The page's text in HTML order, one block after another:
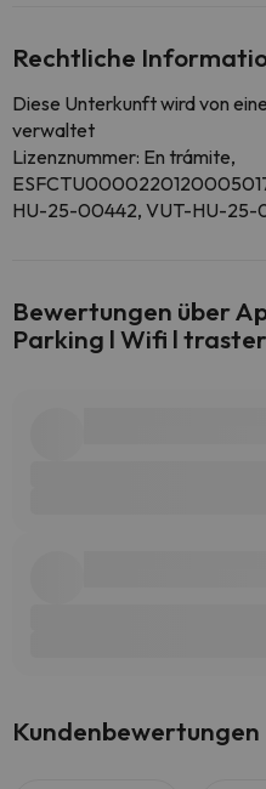
Rechtliche
Diese Unterkunft wird von
verwaltet
Lizenznummer: En trámite,
HU-25-00442, VUT-HU-25-
Bewertungen über
Parking l Wifi l
Kundenbewertungen